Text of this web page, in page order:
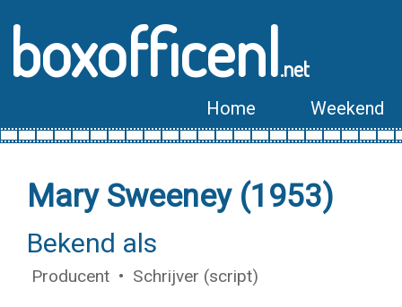
boxofficenl.net
Home Weekend
Mary Sweeney (1953)
Bekend als
Producent • Schrijver (script)